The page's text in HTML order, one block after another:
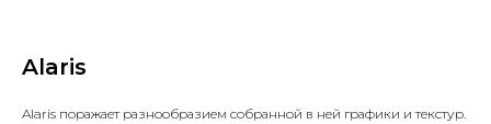
Alaris
Alaris поражает разнообразием собранной в ней графики и текстур.